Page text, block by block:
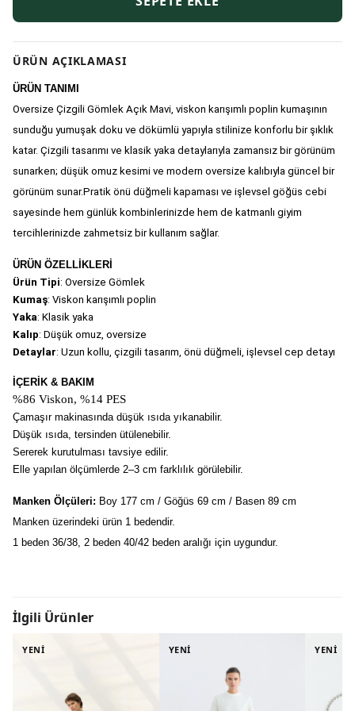
ÜRÜN AÇIKLAMASI
ÜRÜN TANIMI
Oversize Çizgili Gömlek Açık Mavi, viskon karışımlı poplin kumaşının
sunduğu yumuşak doku ve dökümlü yapıyla stilinize konforlu bir şıklık
katar. Çizgili tasarımı ve klasik yaka detaylarıyla zamansız bir görünüm
sunarken; düşük omuz kesimi ve modern oversize kalıbıyla güncel bir
görünüm sunar.Pratik önü düğmeli kapaması ve işlevsel göğüs cebi
sayesinde hem günlük kombinlerinizde hem de katmanlı giyim
tercihlerinizde zahmetsiz bir kullanım sağlar.
ÜRÜN ÖZELLİKLERİ
Ürün Tipi: Oversize Gömlek
Kumaş: Viskon karışımlı poplin
Yaka: Klasik yaka
Kalıp: Düşük omuz, oversize
Detaylar: Uzun kollu, çizgili tasarım, önü düğmeli, işlevsel cep detayı
İÇERİK & BAKIM
%86 Viskon, %14 PES
Çamaşır makinasında düşük ısıda yıkanabilir.
Düşük ısıda, tersinden ütülenebilir.
Sererek kurutulması tavsiye edilir.
Elle yapılan ölçümlerde 2–3 cm farklılık görülebilir.
Manken Ölçüleri: Boy 177 cm / Göğüs 69 cm / Basen 89 cm
Manken üzerindeki ürün 1 bedendir.
1 beden 36/38, 2 beden 40/42 beden aralığı için uygundur.
İlgili Ürünler
YENİ YENİ YENİ